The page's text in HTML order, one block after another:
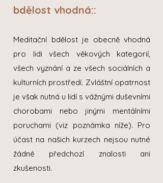
bdělost vhodná::​
Meditační bdělost je obecně vhodná
pro lidi všech věkových kategorií,
všech vyznání a ze všech sociálních a
kulturních prostředí. Zvláštní opatrnost
je však nutná u lidí s vážnými duševními
chorobami nebo jinými mentálními
poruchami (viz poznámka níže). Pro
účast na našich kurzech nejsou nutné
žádné předchozí znalosti ani
zkušenosti.